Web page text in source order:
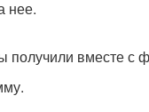
нее.
получили вместе с